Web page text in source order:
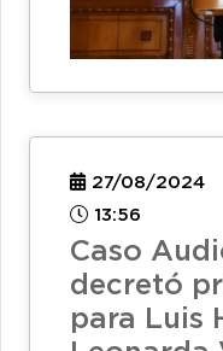
27/08/2024
13:56
Caso
decretó
para Luis